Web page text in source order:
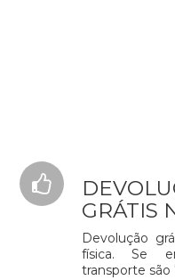
GRÁTIS
Devolução
física. Se
transporte são